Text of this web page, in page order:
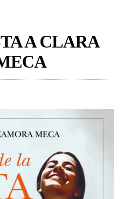
A CLARA